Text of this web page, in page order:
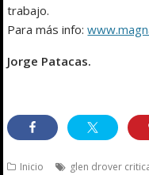
trabajo.
Para más info:
Jorge Patacas.
Inicio glen drover